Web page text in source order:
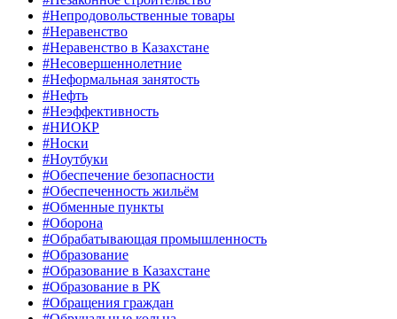
#Непродовольственные товары
#Неравенство
#Неравенство в Казахстане
#Несовершеннолетние
#Неформальная занятость
#Нефть
#Неэффективность
#НИОКР
#Носки
#Ноутбуки
#Обеспечение безопасности
#Обеспеченность жильём
#Обменные пункты
#Оборона
#Обрабатывающая промышленность
#Образование
#Образование в Казахстане
#Образование в РК
#Обращения граждан